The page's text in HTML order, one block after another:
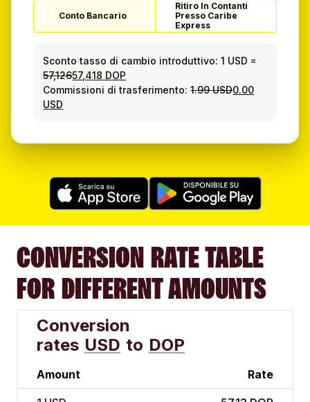
Conto Bancario
Ritiro In Contanti
Presso Caribe
Express
Sconto tasso di cambio introduttivo: 1 USD =
57,12657,418 DOP
Commissioni di trasferimento:1.99 USD0.00
USD
CONVERSION RATE TABLE
FOR DIFFERENT AMOUNTS
Conversion
rates USD to DOP
Amount Rate